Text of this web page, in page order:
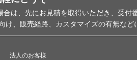
は、先にお見積を取得いただき、受付
け、販売経路、カスタマイズの有無な
法人のお客様